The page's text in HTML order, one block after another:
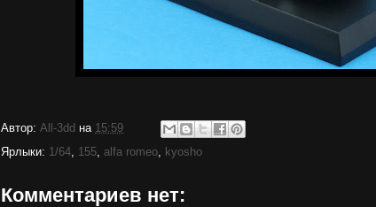
Автор: All-3dd на 15:59
Ярлыки: 1/64, 155, alfa romeo, kyosho
Комментариев нет: